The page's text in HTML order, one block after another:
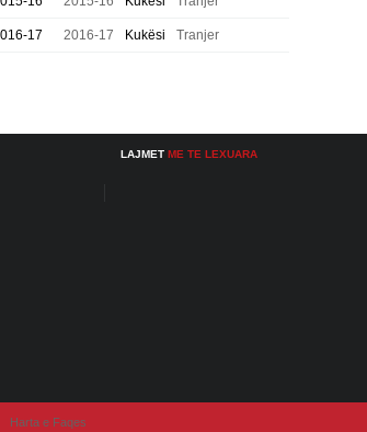
17 2016-17 Kukësi Tranjer
LAJMET ME TE LEXUARA
Harta e Faqes